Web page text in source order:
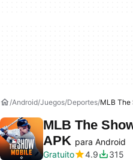
Android Juegos Deportes MLB The
MLB The
APK para Android
Gratuito
4.9
315